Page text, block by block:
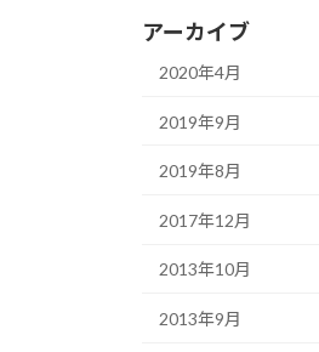
アーカイブ
2020年4月
2019年9月
2019年8月
2017年12月
2013年10月
2013年9月